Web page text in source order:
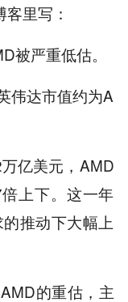
里写：
被严重低估。
伟达市值约为A
亿美元，AMD
上下。这一年
推动下大幅上
的重估，主